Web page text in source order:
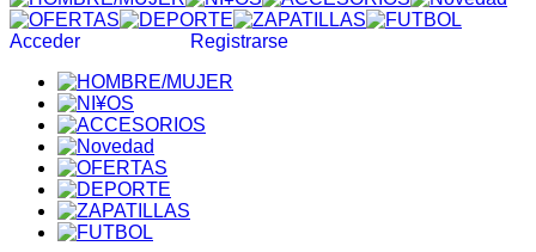
Acceder Registrarse